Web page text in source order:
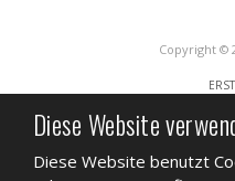
Copyright ©
Diese Website ist durch
Diese Website
Diese Website benutzt